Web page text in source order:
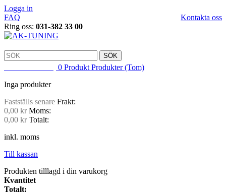
Logga in
Kontakta oss
FAQ
Ring oss: 031-382 33 00
SÖK
0 Produkt Produkter (Tom)
Inga produkter
Fastställs senare Frakt:
0,00 kr Moms:
0,00 kr Totalt:
inkl. moms
Till kassan
Produkten tilllagd i din varukorg
Kvantitet
Totalt: